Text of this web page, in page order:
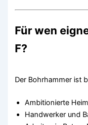
Für wen
F?
Der Bohrhammer ist
Ambitionierte
Handwerker und